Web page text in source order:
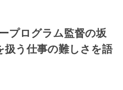
プログラム監督の坂
扱う仕事の難しさを語